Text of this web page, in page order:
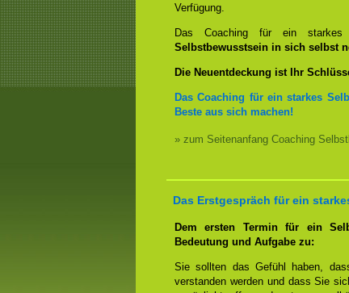
Verfügung.
Das Coaching für ein starkes
Selbstbewusstsein in sich selbst
Die Neuentdeckung ist Ihr
Das Coaching für ein starkes
Beste aus sich machen!
» zum Seitenanfang Coaching
Das Erstgespräch für ein
Dem ersten Termin für ein
Bedeutung und Aufgabe zu:
Sie sollten das Gefühl haben,
verstanden werden und dass Sie